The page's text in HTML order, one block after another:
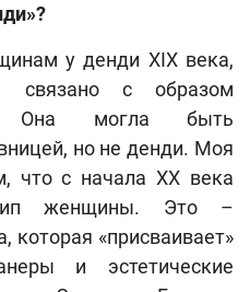
у денди XIX века,
связано с образом
Она могла быть
но не денди. Моя
что с начала ХХ века
женщины. Это –
которая «присваивает»
и эстетические